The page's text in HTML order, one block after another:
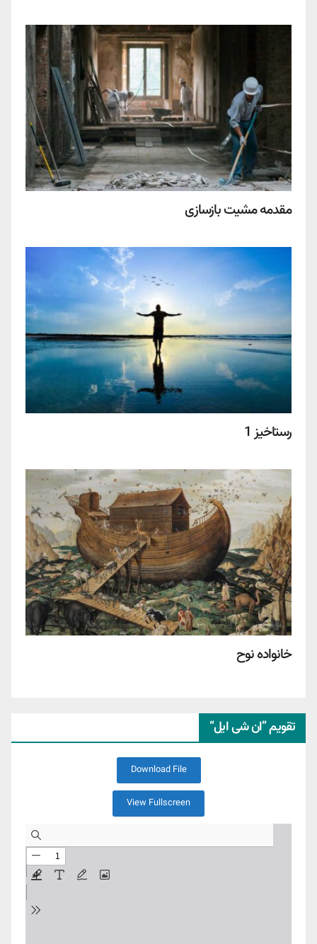
مقدمه مشیت بازسازی
رستاخیز 1
خانواده نوح
تقویم ”ان شی ایل“
Download File
View Fullscreen